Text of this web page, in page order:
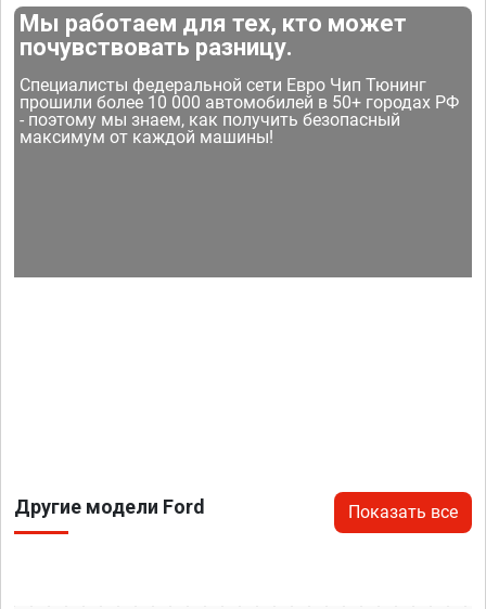
Мы работаем для тех, кто может
почувствовать разницу.
Специалисты федеральной сети Евро Чип Тюнинг
прошили более 10 000 автомобилей в 50+ городах РФ
- поэтому мы знаем, как получить безопасный
максимум от каждой машины!
Другие модели Ford Показать все